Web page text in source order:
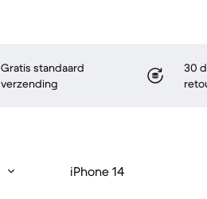
Gratis standaard
verzending
30
iPhone 14